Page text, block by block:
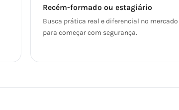
Recém-formado ou estagiário
Busca prática real e diferencial no mercado
para começar com segurança.